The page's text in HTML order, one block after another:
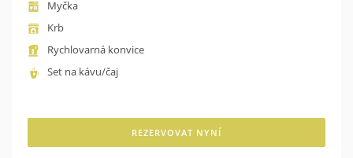
Myčka
Krb
Rychlovarná konvice
Set na kávu/čaj
REZERVOVAT NYNÍ